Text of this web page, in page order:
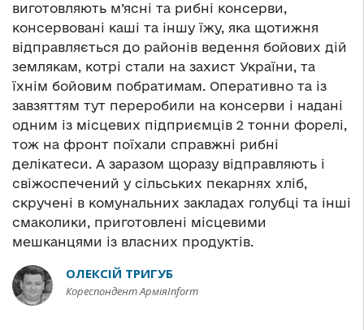
виготовляють м’ясні та рибні консерви,
консервовані каші та іншу їжу, яка щотижня
відправляється до районів ведення бойових дій
землякам, котрі стали на захист України, та
їхнім бойовим побратимам. Оперативно та із
завзяттям тут переробили на консерви і надані
одним із місцевих підприємців 2 тонни форелі,
тож на фронт поїхали справжні рибні
делікатеси. А заразом щоразу відправляють і
свіжоспечений у сільських пекарнях хліб,
скручені в комунальних закладах голубці та інші
смаколики, приготовлені місцевими
мешканцями із власних продуктів.
ОЛЕКСІЙ ТРИГУБ
Кореспондент АрміяInform